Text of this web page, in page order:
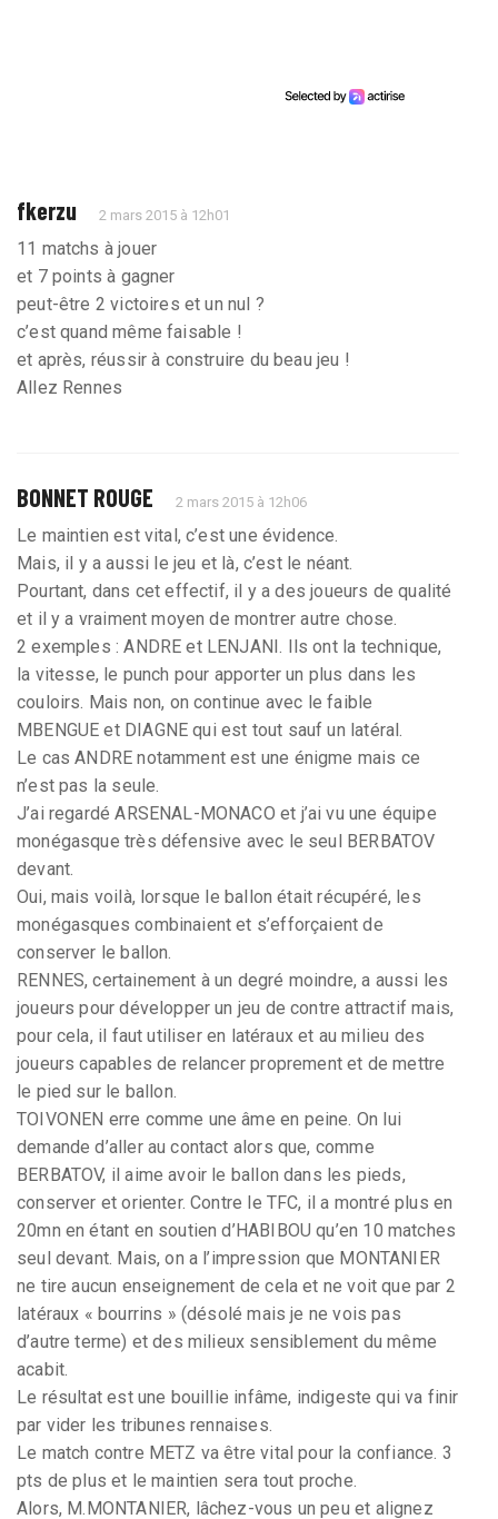
fkerzu 2 mars 2015 à 12h01
11 matchs à jouer
et 7 points à gagner
peut-être 2 victoires et un nul ?
c’est quand même faisable !
et après, réussir à construire du beau jeu !
Allez Rennes
BONNET ROUGE 2 mars 2015 à 12h06
Le maintien est vital, c’est une évidence.
Mais, il y a aussi le jeu et là, c’est le néant.
Pourtant, dans cet effectif, il y a des joueurs de qualité
et il y a vraiment moyen de montrer autre chose.
2 exemples : ANDRE et LENJANI. Ils ont la technique,
la vitesse, le punch pour apporter un plus dans les
couloirs. Mais non, on continue avec le faible
MBENGUE et DIAGNE qui est tout sauf un latéral.
Le cas ANDRE notamment est une énigme mais ce
n’est pas la seule.
J’ai regardé ARSENAL-MONACO et j’ai vu une équipe
monégasque très défensive avec le seul BERBATOV
devant.
Oui, mais voilà, lorsque le ballon était récupéré, les
monégasques combinaient et s’efforçaient de
conserver le ballon.
RENNES, certainement à un degré moindre, a aussi les
joueurs pour développer un jeu de contre attractif mais,
pour cela, il faut utiliser en latéraux et au milieu des
joueurs capables de relancer proprement et de mettre
le pied sur le ballon.
TOIVONEN erre comme une âme en peine. On lui
demande d’aller au contact alors que, comme
BERBATOV, il aime avoir le ballon dans les pieds,
conserver et orienter. Contre le TFC, il a montré plus en
20mn en étant en soutien d’HABIBOU qu’en 10 matches
seul devant. Mais, on a l’impression que MONTANIER
ne tire aucun enseignement de cela et ne voit que par 2
latéraux « bourrins » (désolé mais je ne vois pas
d’autre terme) et des milieux sensiblement du même
acabit.
Le résultat est une bouillie infâme, indigeste qui va finir
par vider les tribunes rennaises.
Le match contre METZ va être vital pour la confiance. 3
pts de plus et le maintien sera tout proche.
Alors, M.MONTANIER, lâchez-vous un peu et alignez